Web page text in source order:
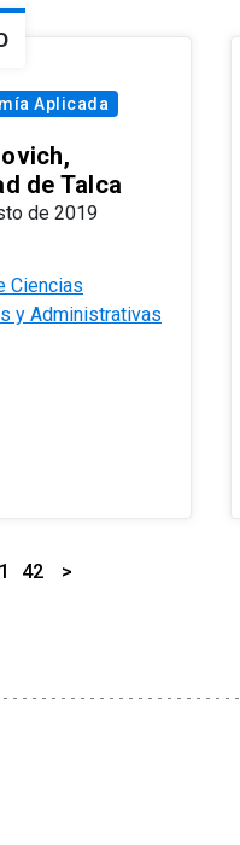
Aplicada
de Talca
de 2019
Ciencias
y Administrativas
42 >